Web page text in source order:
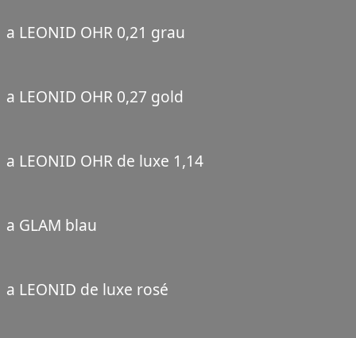
a LEONID OHR 0,21 grau
a LEONID OHR 0,27 gold
a LEONID OHR de luxe 1,14
a GLAM blau
a LEONID de luxe rosé